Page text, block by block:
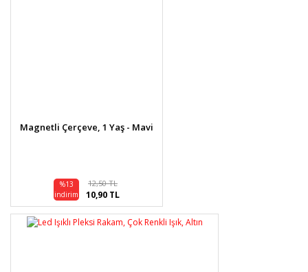
Magnetli Çerçeve, 1 Yaş - Mavi
%13
indirim
12,50 TL
10,90 TL